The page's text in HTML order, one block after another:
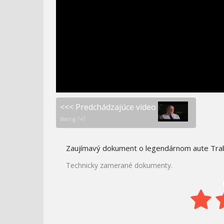
<<< Predchádzajúce video
Boeing 747
Zaujímavý dokument o legendárnom aute
Technicky zamerané dokumenty.